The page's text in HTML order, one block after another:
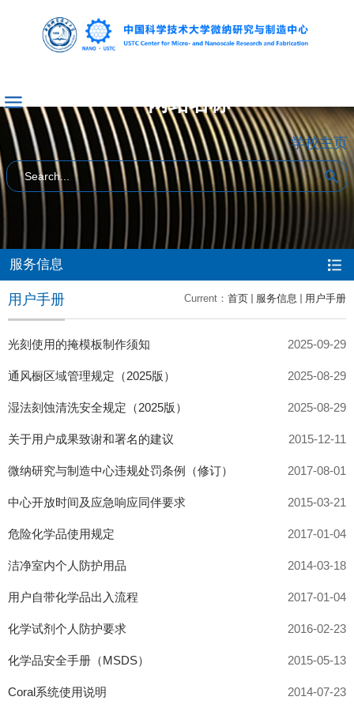
网站名称
学校主页
服务信息
Current： 首页 服务信息 用户手册
用户手册
光刻使用的掩模板制作须知 2025-09-29
通风橱区域管理规定（2025版） 2025-08-29
湿法刻蚀清洗安全规定（2025版） 2025-08-29
关于用户成果致谢和署名的建议 2015-12-11
微纳研究与制造中心违规处罚条例（修订） 2017-08-01
中心开放时间及应急响应同伴要求 2015-03-21
危险化学品使用规定 2017-01-04
洁净室内个人防护用品 2014-03-18
用户自带化学品出入流程 2017-01-04
化学试剂个人防护要求 2016-02-23
化学品安全手册（MSDS） 2015-05-13
Coral系统使用说明 2014-07-23